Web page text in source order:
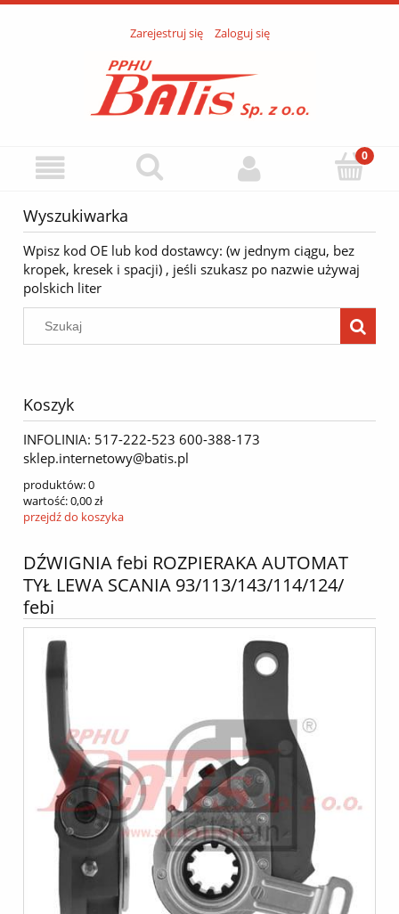
Zarejestruj się Zaloguj się
Wyszukiwarka
Wpisz kod OE lub kod dostawcy: (w jednym ciągu, bez
kropek, kresek i spacji) , jeśli szukasz po nazwie używaj
polskich liter
Koszyk
INFOLINIA: 517-222-523 600-388-173
sklep.internetowy@batis.pl
produktów:0
wartość:0,00 zł
przejdź do koszyka
DŹWIGNIA febi ROZPIERAKA AUTOMAT
TYŁ LEWA SCANIA 93/113/143/114/124/
febi